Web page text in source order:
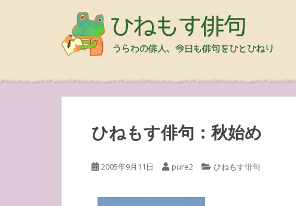
ひねもす俳句：秋始め
2005年9月11日 pure2 ひねもす俳句